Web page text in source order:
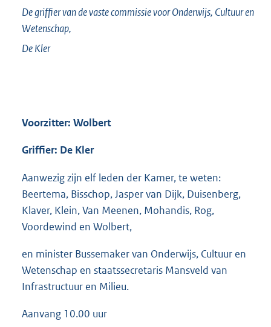
De griffier van de vaste commissie voor Onderwijs, Cultuur en
Wetenschap,
De Kler
Voorzitter: Wolbert
Griffier: De Kler
Aanwezig zijn elf leden der Kamer, te weten:
Beertema, Bisschop, Jasper van Dijk, Duisenberg,
Klaver, Klein, Van Meenen, Mohandis, Rog,
Voordewind en Wolbert,
en minister Bussemaker van Onderwijs, Cultuur en
Wetenschap en staatssecretaris Mansveld van
Infrastructuur en Milieu.
Aanvang 10.00 uur